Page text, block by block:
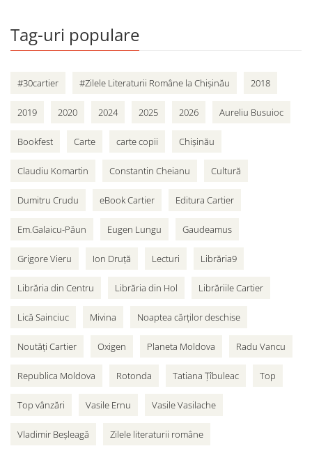
Tag-uri populare
#30cartier #Zilele Literaturii Române la Chișinău 2018
2019 2020 2024 2025 2026 Aureliu Busuioc
Bookfest Carte carte copii Chișinău
Claudiu Komartin Constantin Cheianu Cultură
Dumitru Crudu eBook Cartier Editura Cartier
Em.Galaicu-Păun Eugen Lungu Gaudeamus
Grigore Vieru Ion Druță Lecturi Librăria9
Librăria din Centru Librăria din Hol Librăriile Cartier
Lică Sainciuc Mivina Noaptea cărților deschise
Noutăți Cartier Oxigen Planeta Moldova Radu Vancu
Republica Moldova Rotonda Tatiana Țîbuleac Top
Top vânzări Vasile Ernu Vasile Vasilache
Vladimir Beșleagă Zilele literaturii române